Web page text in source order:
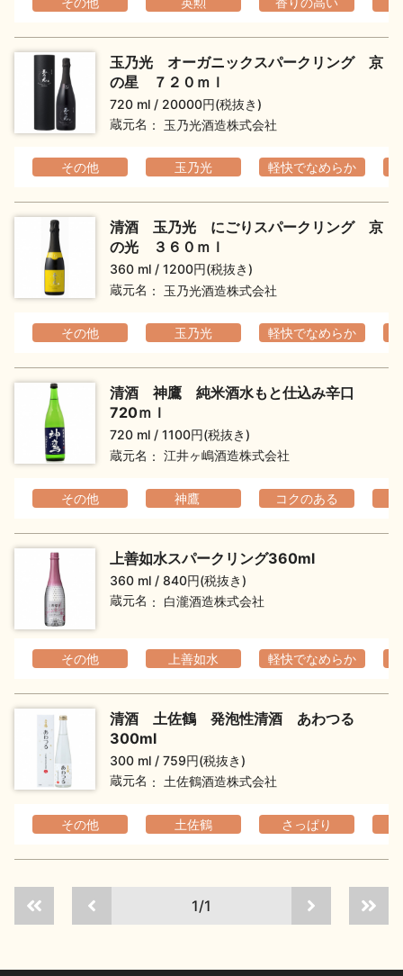
玉乃光 オーガニックスパークリング 京
の星 ７２０ｍｌ
720 ml
20000円(税抜き)
蔵元名
玉乃光酒造株式会社
その他 玉乃光 軽快でなめらか
清酒 玉乃光 にごりスパークリング 京
の光 ３６０ｍｌ
360 ml
1200円(税抜き)
蔵元名
玉乃光酒造株式会社
その他 玉乃光 軽快でなめらか
清酒 神鷹 純米酒水もと仕込み辛口
720ｍｌ
720 ml
1100円(税抜き)
蔵元名
江井ヶ嶋酒造株式会社
その他 神鷹 コクのある
上善如水スパークリング360ml
360 ml
840円(税抜き)
蔵元名
白瀧酒造株式会社
その他 上善如水 軽快でなめらか
清酒 土佐鶴 発泡性清酒 あわつる
300ml
300 ml
759円(税抜き)
蔵元名
土佐鶴酒造株式会社
その他 土佐鶴 さっぱり
1/1